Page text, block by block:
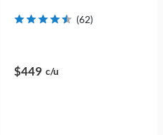
(62)
$449 c/u